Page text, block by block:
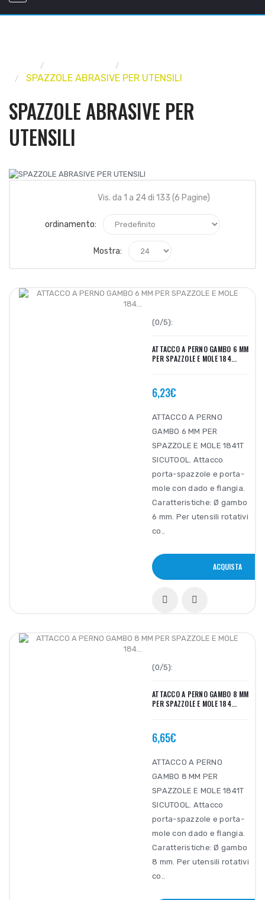
SPAZZOLE ABRASIVE PER UTENSILI
SPAZZOLE ABRASIVE PER
UTENSILI
Vis. da 1 a 24 di 133 (6 Pagine)
ordinamento:
Mostra:
(0/5):
ATTACCO A PERNO GAMBO 6 MM
PER SPAZZOLE E MOLE 184...
6,23€
ATTACCO A PERNO
GAMBO 6 MM PER
SPAZZOLE E MOLE 1841T
SICUTOOL. Attacco
porta-spazzole e porta-
mole con dado e flangia.
Caratteristiche: Ø gambo
6 mm. Per utensili rotativi
co..
ACQUISTA
(0/5):
ATTACCO A PERNO GAMBO 8 MM
PER SPAZZOLE E MOLE 184...
6,65€
ATTACCO A PERNO
GAMBO 8 MM PER
SPAZZOLE E MOLE 1841T
SICUTOOL. Attacco
porta-spazzole e porta-
mole con dado e flangia.
Caratteristiche: Ø gambo
8 mm. Per utensili rotativi
co..